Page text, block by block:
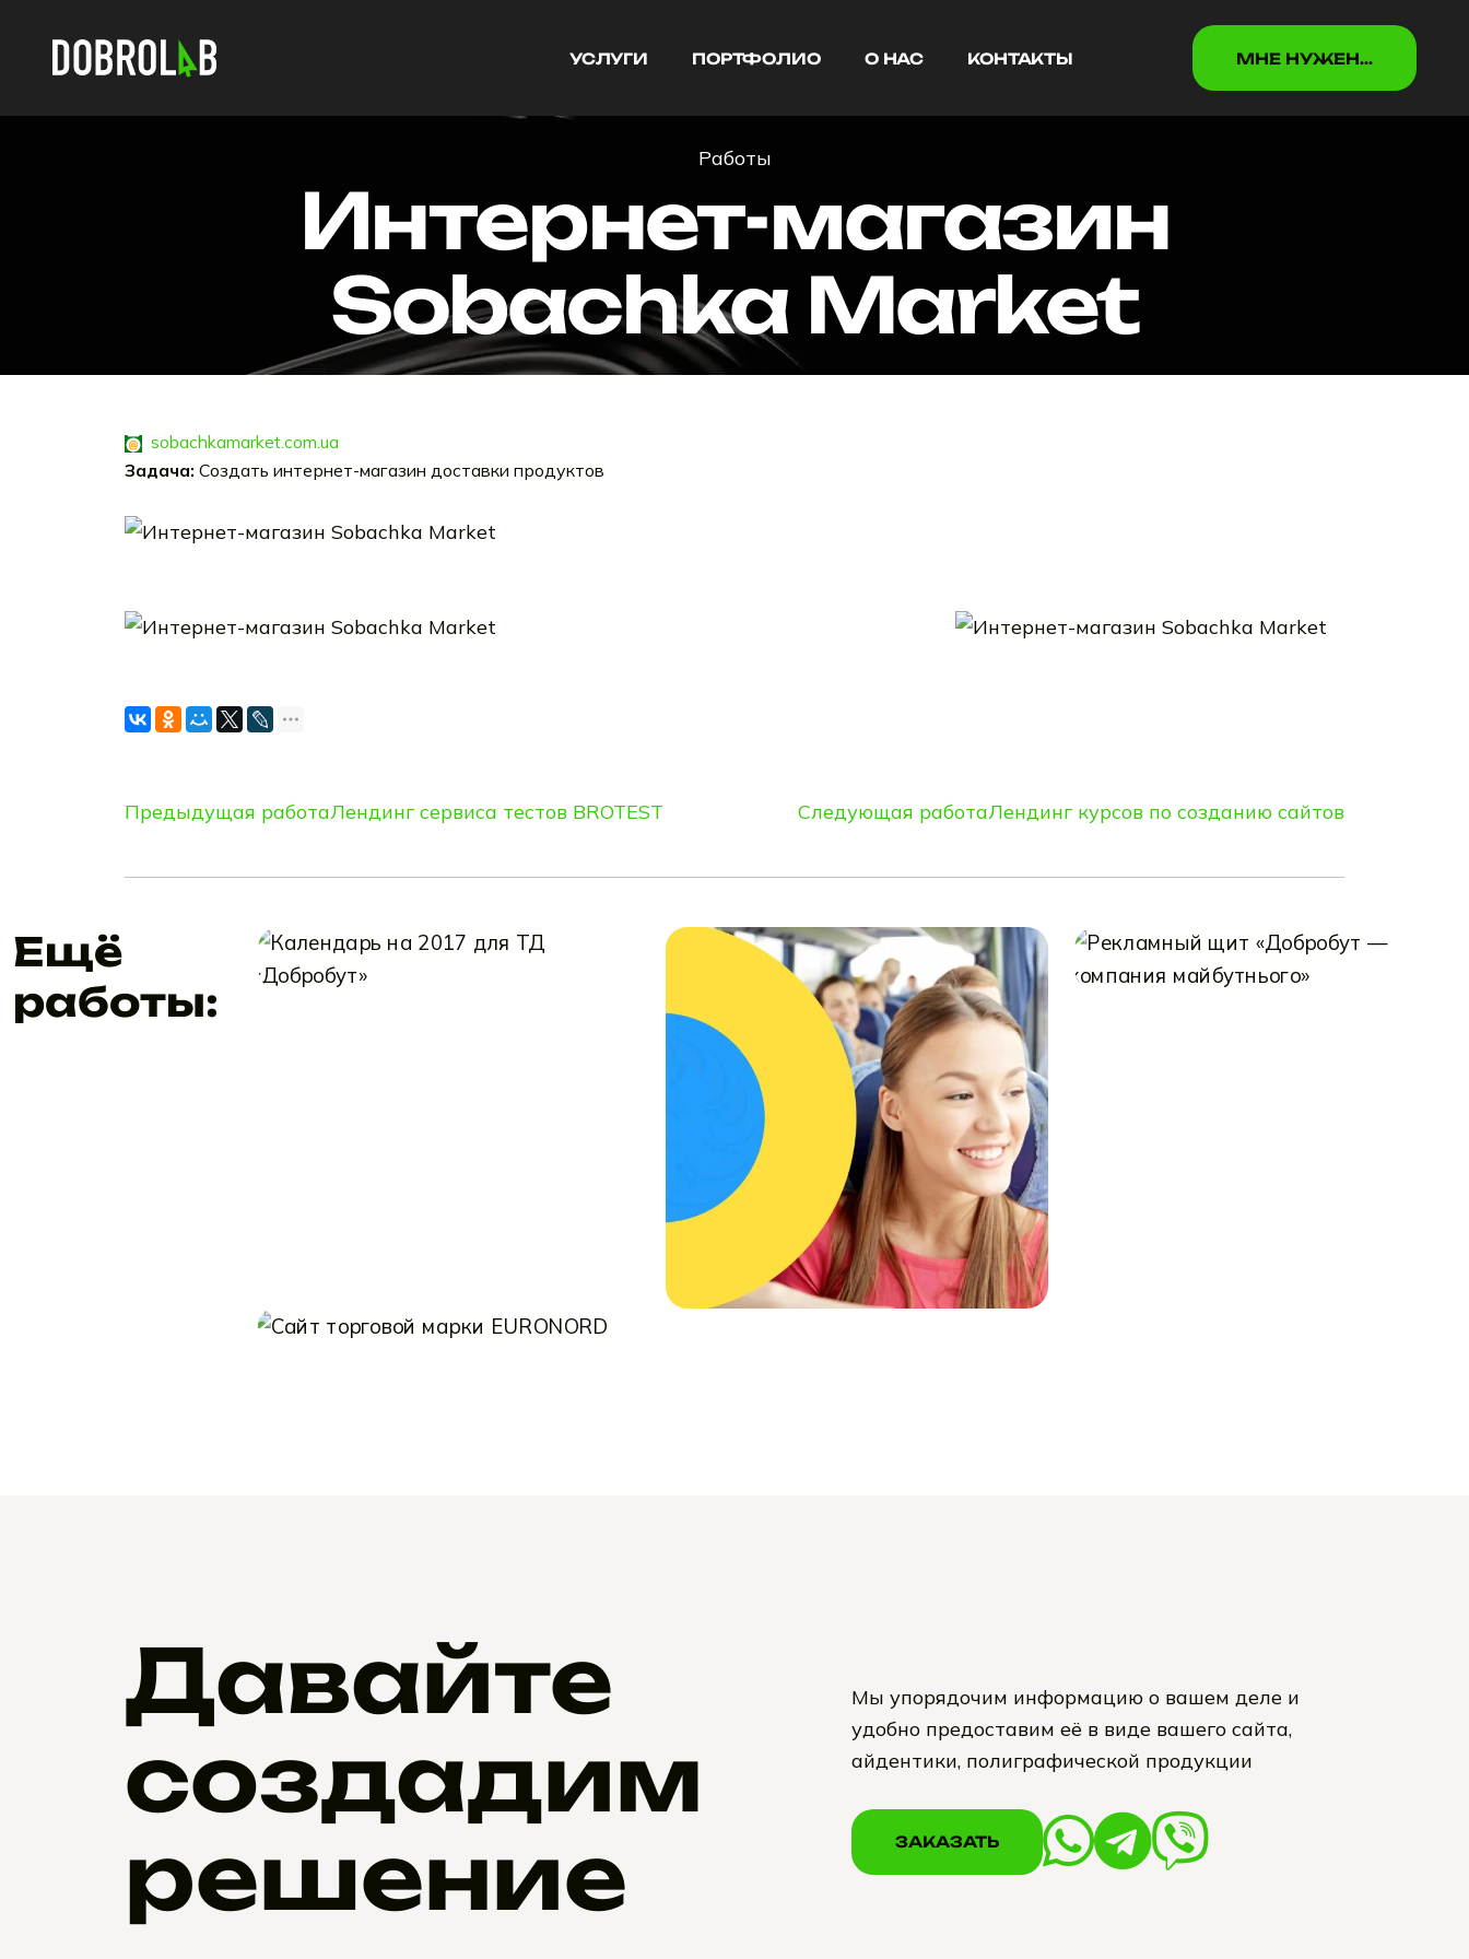
УСЛУГИ
ПОРТФОЛИО
О НАС
КОНТАКТЫ
МНЕ НУЖEН...
Работы
Интернет-магазин
Sobachka Market
sobachkamarket.com.ua
Задача: Создать интернет-магазин доставки продуктов
Предыдущая работаЛендинг сервиса тестов BROTEST Следующая работаЛендинг курсов по созданию сайтов
Ещё
работы:
Давайте
создадим
решение
Мы упорядочим информацию о вашем деле и
удобно предоставим её в виде вашего сайта,
айдентики, полиграфической продукции
ЗАКАЗАТЬ